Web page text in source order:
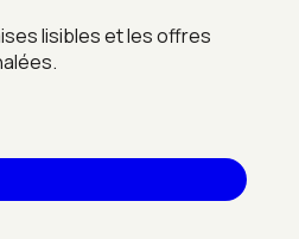
lisibles et les offres